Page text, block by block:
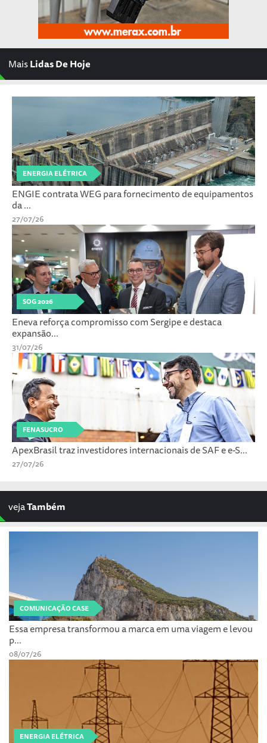
MaisLidas De Hoje
ENERGIA ELÉTRICA
ENGIE contrata WEG para fornecimento de equipamentos
da ...
27/07/26
SOG 2026
Eneva reforça compromisso com Sergipe e destaca
expansão...
31/07/26
FENASUCRO
ApexBrasil traz investidores internacionais de SAF e e-S...
27/07/26
vejaTambém
COMUNICAÇÃO CASE
Essa empresa transformou a marca em uma viagem e levou
p...
08/07/26
ENERGIA ELÉTRICA